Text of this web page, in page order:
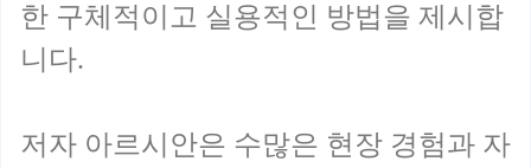
한 구체적이고 실용적인 방법을 제시합
니다.
저자 아르시안은 수많은 현장 경험과 자